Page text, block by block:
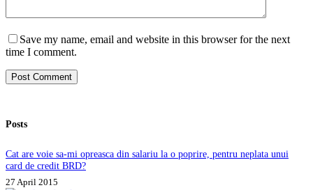
Save my name, email and website in this browser for the next
time I comment.
Post Comment
Posts
Cat are voie sa-mi opreasca din salariu la o poprire, pentru neplata unui
card de credit BRD?
27 April 2015